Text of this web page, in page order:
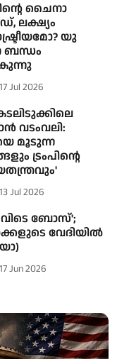
ചൈനാ
ലക്ഷ്യം
യു
17 Jul 2026
വടംവലി:
മൂടുന്ന
ട്രംപിന്റെ
13 Jul 2026
ബോസ്';
വേദിയിൽ
17 Jun 2026